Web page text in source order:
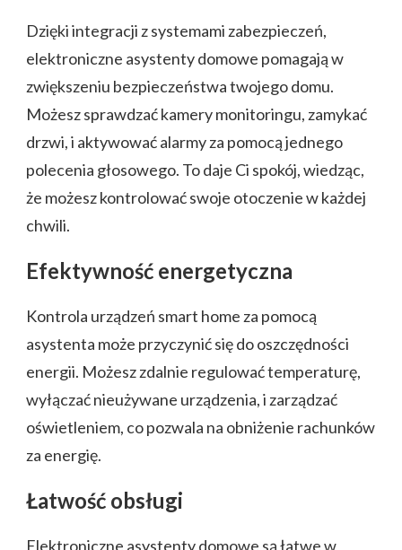
Dzięki integracji z systemami zabezpieczeń,
elektroniczne asystenty domowe pomagają w
zwiększeniu bezpieczeństwa twojego domu.
Możesz sprawdzać kamery monitoringu, zamykać
drzwi, i aktywować alarmy za pomocą jednego
polecenia głosowego. To daje Ci spokój, wiedząc,
że możesz kontrolować swoje otoczenie w każdej
chwili.
Efektywność energetyczna
Kontrola urządzeń smart home za pomocą
asystenta może przyczynić się do oszczędności
energii. Możesz zdalnie regulować temperaturę,
wyłączać nieużywane urządzenia, i zarządzać
oświetleniem, co pozwala na obniżenie rachunków
za energię.
Łatwość obsługi
Elektroniczne asystenty domowe są łatwe w